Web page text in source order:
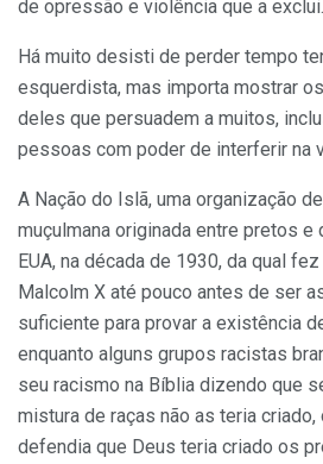
de opressão e violência que a
Há muito desisti de perder tempo
esquerdista, mas importa mostrar
deles que persuadem a muitos,
pessoas com poder de interferir na
A Nação do Islã, uma organização
muçulmana originada entre pretos
EUA, na década de 1930, da qual
Malcolm X até pouco antes de ser
suficiente para provar a existência
enquanto alguns grupos racistas
seu racismo na Bíblia dizendo que
mistura de raças não as teria
defendia que Deus teria criado os